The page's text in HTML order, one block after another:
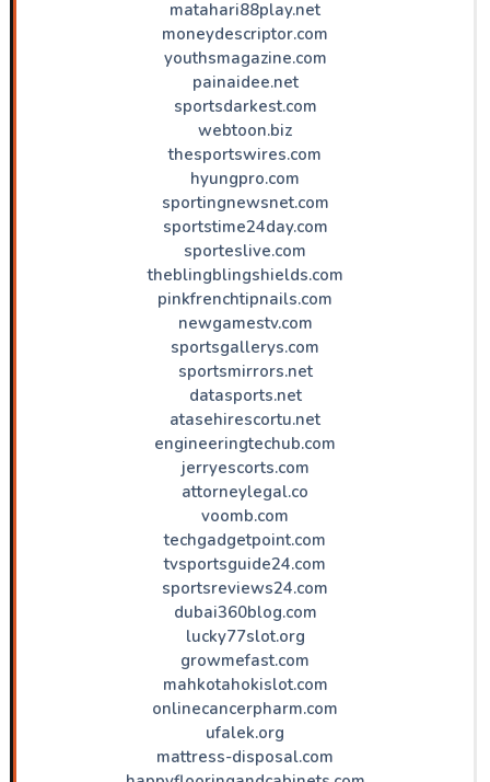
matahari88play.net
moneydescriptor.com
youthsmagazine.com
painaidee.net
sportsdarkest.com
webtoon.biz
thesportswires.com
hyungpro.com
sportingnewsnet.com
sportstime24day.com
sporteslive.com
theblingblingshields.com
pinkfrenchtipnails.com
newgamestv.com
sportsgallerys.com
sportsmirrors.net
datasports.net
atasehirescortu.net
engineeringtechub.com
jerryescorts.com
attorneylegal.co
voomb.com
techgadgetpoint.com
tvsportsguide24.com
sportsreviews24.com
dubai360blog.com
lucky77slot.org
growmefast.com
mahkotahokislot.com
onlinecancerpharm.com
ufalek.org
mattress-disposal.com